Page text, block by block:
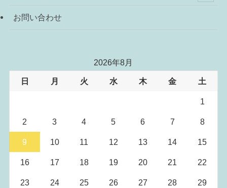
お問い合わせ
2026年8月
日 月 火 水 木 金 土
1
2 3 4 5 6 7 8
9 10 11 12 13 14 15
16 17 18 19 20 21 22
23 24 25 26 27 28 29